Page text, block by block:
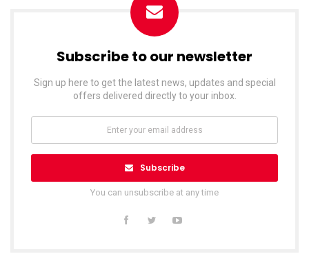
Subscribe to our newsletter
Sign up here to get the latest news, updates and special
offers delivered directly to your inbox.
Subscribe
You can unsubscribe at any time